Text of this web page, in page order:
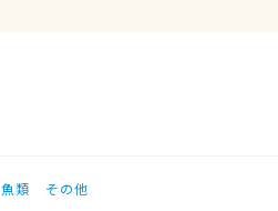
魚類 その他